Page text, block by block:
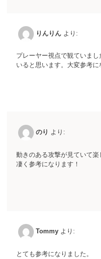
りんりん より:
プレーヤー視点で観ていま
いると思います。大変参考に
のり より:
動きのある攻撃が見ていて楽
凄く参考になります！
Tommy より:
とても参考になりました。